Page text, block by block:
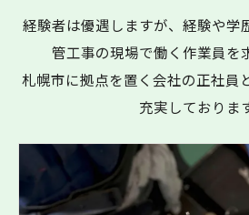
経験者は優遇しますが、経験や学
管工事の現場で働く作業員を
札幌市に拠点を置く会社の正社員
充実しておりま